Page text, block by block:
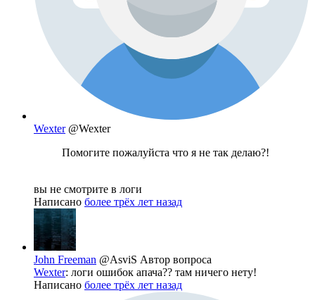
Wexter @Wexter
Помогите пожалуйста что я не так делаю?!
вы не смотрите в логи
Написано более трёх лет назад
John Freeman @AsviS Автор вопроса
Wexter: логи ошибок апача?? там ничего нету!
Написано более трёх лет назад